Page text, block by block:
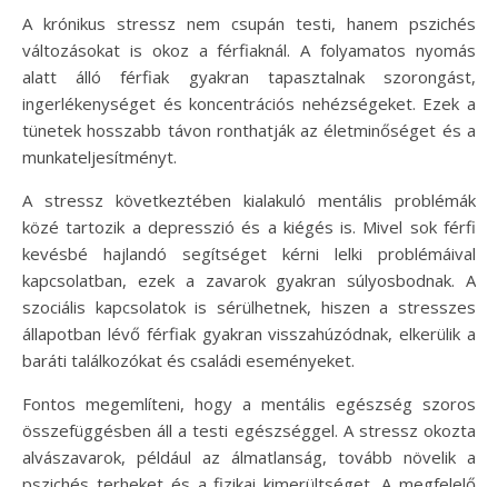
A krónikus stressz nem csupán testi, hanem pszichés
változásokat is okoz a férfiaknál. A folyamatos nyomás
alatt álló férfiak gyakran tapasztalnak szorongást,
ingerlékenységet és koncentrációs nehézségeket. Ezek a
tünetek hosszabb távon ronthatják az életminőséget és a
munkateljesítményt.
A stressz következtében kialakuló mentális problémák
közé tartozik a depresszió és a kiégés is. Mivel sok férfi
kevésbé hajlandó segítséget kérni lelki problémáival
kapcsolatban, ezek a zavarok gyakran súlyosbodnak. A
szociális kapcsolatok is sérülhetnek, hiszen a stresszes
állapotban lévő férfiak gyakran visszahúzódnak, elkerülik a
baráti találkozókat és családi eseményeket.
Fontos megemlíteni, hogy a mentális egészség szoros
összefüggésben áll a testi egészséggel. A stressz okozta
alvászavarok, például az álmatlanság, tovább növelik a